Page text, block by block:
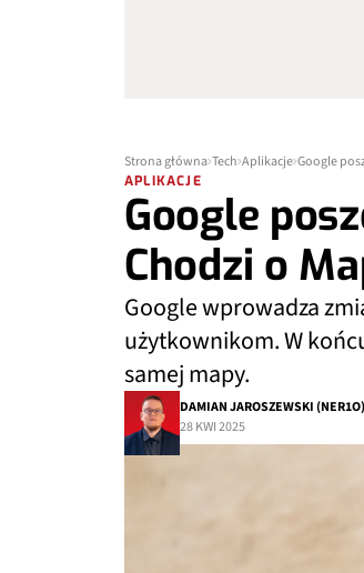
Strona główna Tech Aplikacje Google
APLIKACJE
Google
Chodzi o
Google wprowadza
użytkownikom. W
samej mapy.
DAMIAN JAROSZEWSKI (NER1O)
28 KWI 2025